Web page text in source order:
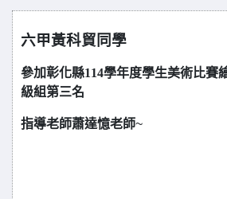
六甲黃科貿同學
參加彰化縣114學年度學生美術比賽
級組第三名
指導老師蕭達憶老師~